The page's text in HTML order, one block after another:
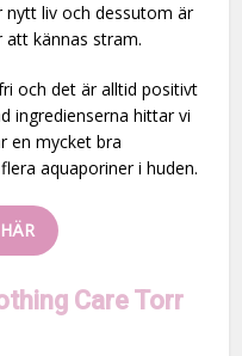
liv och dessutom är
kännas stram.
och det är alltid positivt
ingredienserna hittar vi
en mycket bra
aquaporiner i huden.
Care Torr